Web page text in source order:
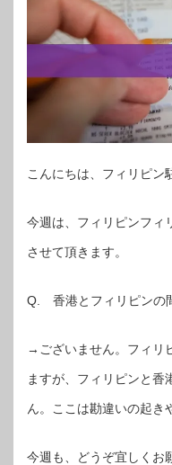
こんにちは、フィリピン
今週は、フィリピンフィ
させて頂きます。
Q. 香港とフィリピンの
→ございません。フィリ
ますが、フィリピンと香
ん。ここは勘違いの起き
今週も、どうぞ宜しくお